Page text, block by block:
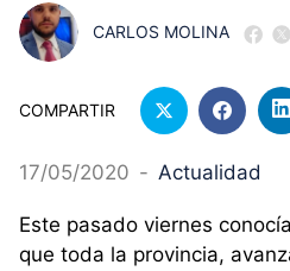
CARLOS MOLINA
COMPARTIR
17/05/2020 - Actualidad
Este pasado viernes
que toda la provincia,